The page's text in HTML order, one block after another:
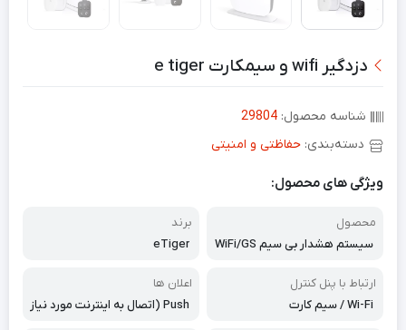
دزدگیر wifi و سیمکارت e tiger
شناسه محصول: 29804
دسته‌بندی: حفاظتی و امنیتی
ویژگی های محصول:
محصول
سیستم هشدار بی سیم WiFi/GS
برند
eTiger
ارتباط با پنل کنترل
Wi-Fi / سیم کارت
اعلان ها
Push (اتصال به اینترنت مورد نیاز